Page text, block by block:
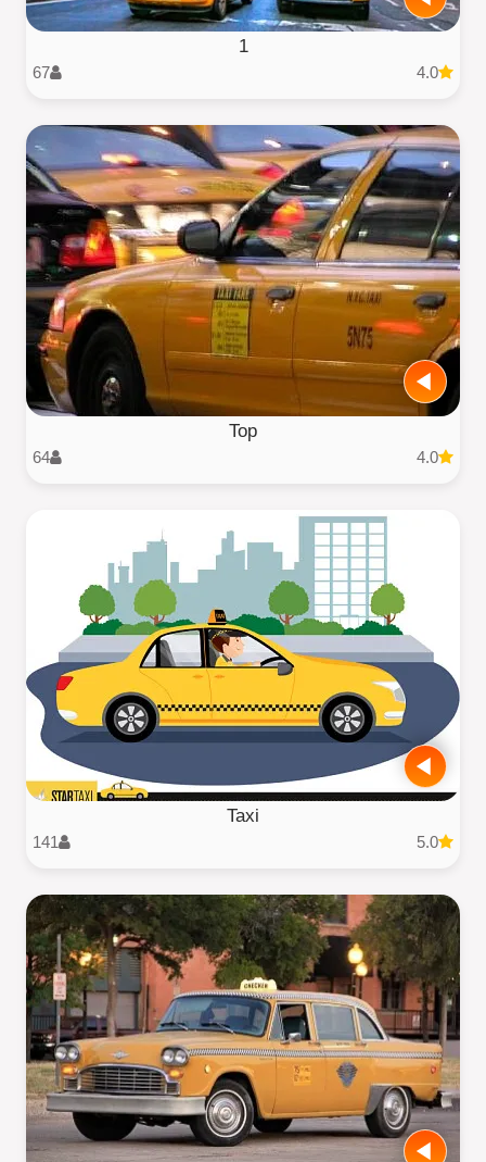
1
4.0
67
Top
4.0
64
Taxi
5.0
141